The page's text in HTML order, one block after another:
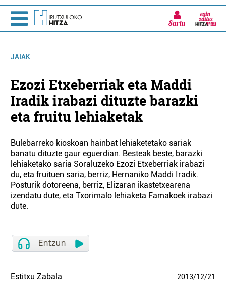
Sartu
JAIAK
Ezozi Etxeberriak eta Maddi
Iradik irabazi dituzte barazki
eta fruitu lehiaketak
Bulebarreko kioskoan hainbat lehiaketetako sariak
banatu dituzte gaur eguerdian. Besteak beste, barazki
lehiaketako saria Soraluzeko Ezozi Etxeberriak irabazi
du, eta fruituen saria, berriz, Hernaniko Maddi Iradik.
Posturik dotoreena, berriz, Elizaran ikastetxearena
izendatu dute, eta Txorimalo lehiaketa Famakoek irabazi
dute.
Estitxu Zabala 2013/12/21